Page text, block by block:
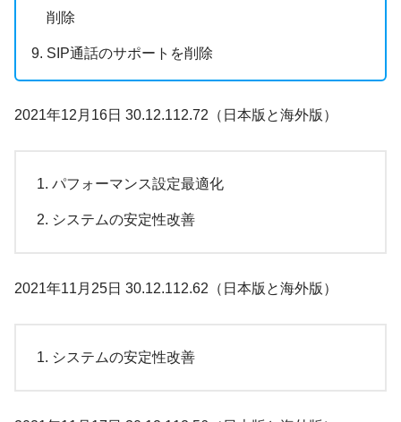
削除
SIP通話のサポートを削除
2021年12月16日 30.12.112.72（日本版と海外版）
パフォーマンス設定最適化
システムの安定性改善
2021年11月25日 30.12.112.62（日本版と海外版）
システムの安定性改善